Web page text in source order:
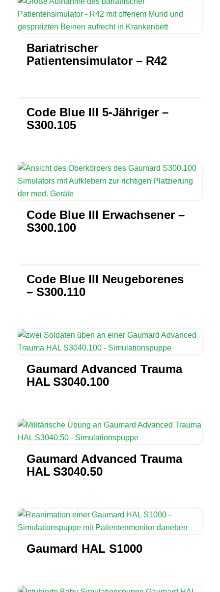
Bariatrischer
Patientensimulator – R42
Code Blue III 5-Jähriger –
S300.105
Code Blue III Erwachsener –
S300.100
Code Blue III Neugeborenes
– S300.110
Gaumard Advanced Trauma
HAL S3040.100
Gaumard Advanced Trauma
HAL S3040.50
Gaumard HAL S1000